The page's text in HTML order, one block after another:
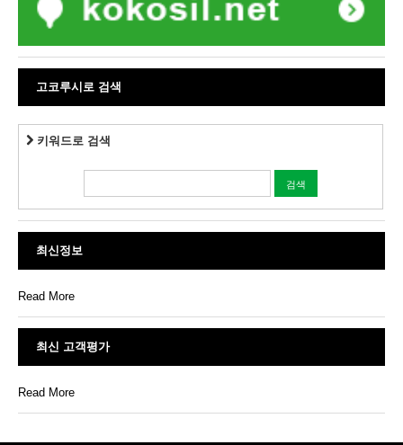
고코루시로 검색
키워드로 검색
최신정보
Read More
최신 고객평가
Read More